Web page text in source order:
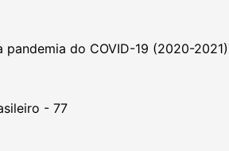
do COVID-19 (2020-
- 77